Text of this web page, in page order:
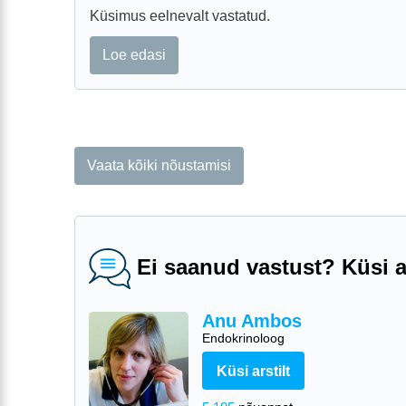
Küsimus eelnevalt vastatud.
Loe edasi
Vaata kõiki nõustamisi
Ei saanud vastust? Küsi
Anu Ambos
Endokrinoloog
Küsi arstilt